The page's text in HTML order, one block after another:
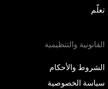
تعلّم
القانونية والتنظيمية
الشروط والأحكام
سياسة الخصوصية